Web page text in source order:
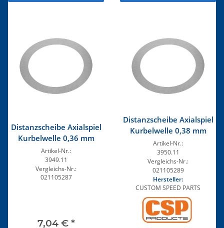
Distanzscheibe Axialspiel
Kurbelwelle 0,36 mm
Artikel-Nr.:
3949.11
Vergleichs-Nr.:
021105287
7,04 € *
Distanzscheibe Axialspiel
Kurbelwelle 0,38 mm
Artikel-Nr.:
3950.11
Vergleichs-Nr.:
021105289
Hersteller:
CUSTOM SPEED PARTS